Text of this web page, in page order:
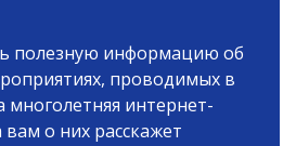
полезную информацию об
проводимых в
интернет-
вам о них расскажет